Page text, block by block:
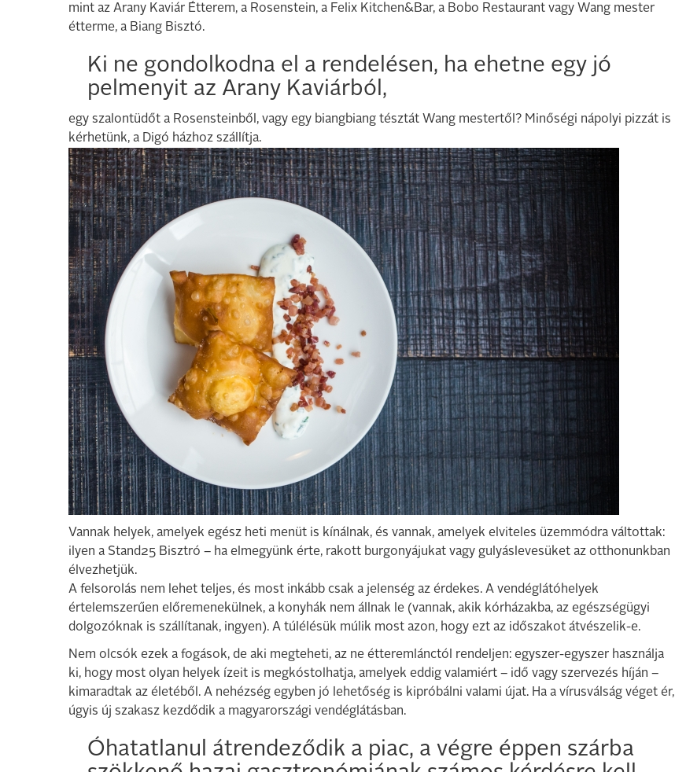
mint az Arany Kaviár Étterem, a Rosenstein, a Felix Kitchen&Bar, a Bobo Restaurant vagy Wang mester
étterme, a Biang Bisztó.
Ki ne gondolkodna el a rendelésen, ha ehetne egy jó
pelmenyit az Arany Kaviárból,
egy szalontüdőt a Rosensteinből, vagy egy biangbiang tésztát Wang mestertől? Minőségi nápolyi pizzát is
kérhetünk, a Digó házhoz szállítja.
Vannak helyek, amelyek egész heti menüt is kínálnak, és vannak, amelyek elviteles üzemmódra váltottak:
ilyen a Stand25 Bisztró – ha elmegyünk érte, rakott burgonyájukat vagy gulyáslevesüket az otthonunkban
élvezhetjük.
A felsorolás nem lehet teljes, és most inkább csak a jelenség az érdekes. A vendéglátóhelyek
értelemszerűen előremenekülnek, a konyhák nem állnak le (vannak, akik kórházakba, az egészségügyi
dolgozóknak is szállítanak, ingyen). A túlélésük múlik most azon, hogy ezt az időszakot átvészelik-e.
Nem olcsók ezek a fogások, de aki megteheti, az ne étteremlánctól rendeljen: egyszer-egyszer használja
ki, hogy most olyan helyek ízeit is megkóstolhatja, amelyek eddig valamiért – idő vagy szervezés híján –
kimaradtak az életéből. A nehézség egyben jó lehetőség is kipróbálni valami újat. Ha a vírusválság véget ér,
úgyis új szakasz kezdődik a magyarországi vendéglátásban.
Óhatatlanul átrendeződik a piac, a végre éppen szárba